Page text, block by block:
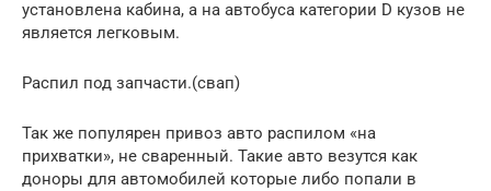
установлена кабина, а на автобуса категории D кузов не
является легковым.
Распил под запчасти.(свап)
Так же популярен привоз авто распилом «на
прихватки», не сваренный. Такие авто везутся как
доноры для автомобилей которые либо попали в